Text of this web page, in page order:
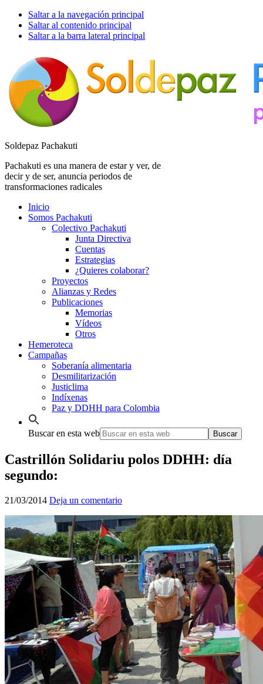
Saltar a la navegación principal
Saltar al contenido principal
Saltar a la barra lateral principal
Soldepaz Pachakuti
Pachakuti es una manera de estar y ver, de
decir y de ser, anuncia periodos de
transformaciones radicales
Inicio
Somos Pachakuti
Colectivo Pachakuti
Junta Directiva
Cuentas
Estrategias
¿Quieres colaborar?
Proyectos
Alianzas y Redes
Publicaciones
Memorias
Vídeos
Otros
Hemeroteca
Campañas
Soberanía alimentaria
Desmilitarización
Justiclima
Indíxenas
Paz y DDHH para Colombia
Buscar en esta web
Castrillón Solidariu polos DDHH: día
segundo:
21/03/2014 Deja un comentario